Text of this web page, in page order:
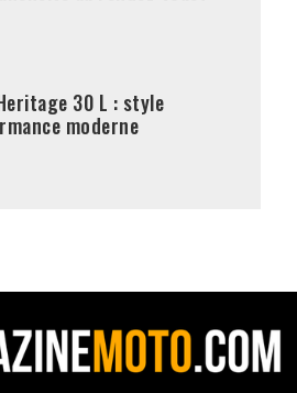
30 L : style
moderne